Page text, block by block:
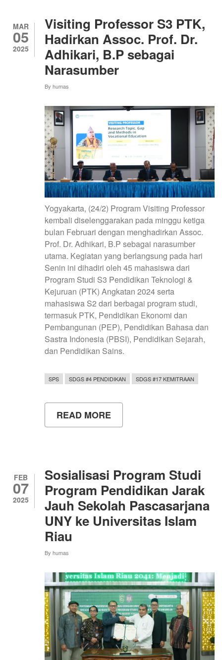
ASINKRON
LURING
MAHASISWA
PJJ
SEKOLAH
PASCASARJANA
UNY
MAR
05
2025
Visiting Professor S3 PTK,
Hadirkan Assoc. Prof. Dr.
Adhikari, B.P sebagai
Narasumber
By humas
Yogyakarta, (24/2) Program Visiting Professor
kembali diselenggarakan pada minggu ketiga
bulan Februari dengan menghadirkan Assoc.
Prof. Dr. Adhikari, B.P sebagai narasumber
utama. Kegiatan yang berlangsung pada hari
Senin ini dihadiri oleh 45 mahasiswa dari
Program Studi S3 Pendidikan Teknologi &
Kejuruan (PTK) Angkatan 2024 serta
mahasiswa S2 dari berbagai program studi,
termasuk PTK, Pendidikan Ekonomi dan
Pembangunan (PEP), Pendidikan Bahasa dan
Sastra Indonesia (PBSI), Pendidikan Sejarah,
dan Pendidikan Sains.
SPS SDGS #4 PENDIDIKAN SDGS #17 KEMITRAAN
READ MORE
VISITING
ASSOC.
PROF.
DR.
ADHIKARI,
B.P
SEBAGAI
NARASUMBER
FEB
07
2025
Sosialisasi Program Studi
Program Pendidikan Jarak
Jauh Sekolah Pascasarjana
UNY ke Universitas Islam
Riau
By humas